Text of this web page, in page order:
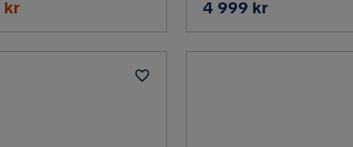
kr Pris
4 999 kr